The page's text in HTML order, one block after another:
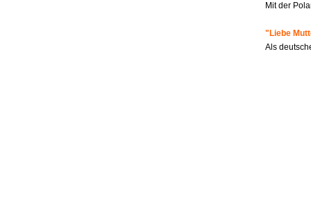
Mit der
"Liebe
Als